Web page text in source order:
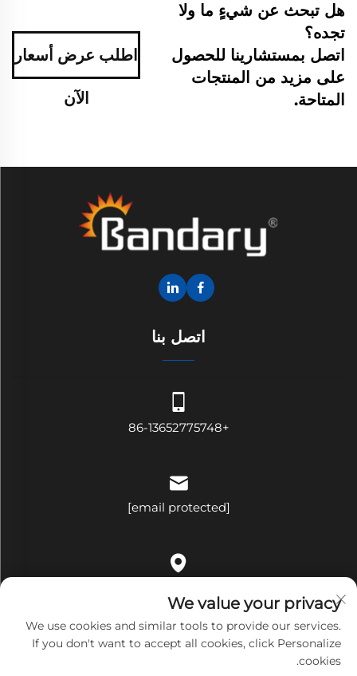
هل تبحث عن شيءٍ ما ولا
تجده؟
اتصل بمستشارينا للحصول
على مزيد من المنتجات
المتاحة.
اطلب عرض أسعار
الآن
اتصل بنا
+86-13652775748
[email protected]
بينغهو، مقاطعة لونغغانغ، مدينة شينتشن، مقاطعة قوانغدونغ، الصين
We value your privacy
We use cookies and similar tools to provide our services.
If you don't want to accept all cookies, click Personalize
cookies.